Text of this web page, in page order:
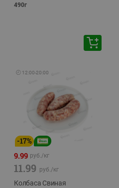
490г
🕘 12:00-20:00
-17%
9.99 руб./кг
11.99 руб./кг
Колбаса Свиная